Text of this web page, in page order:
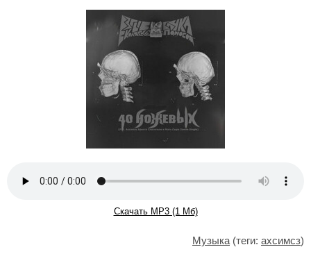
Скачать MP3 (1 Мб)
Музыка (теги: ахсимсз)